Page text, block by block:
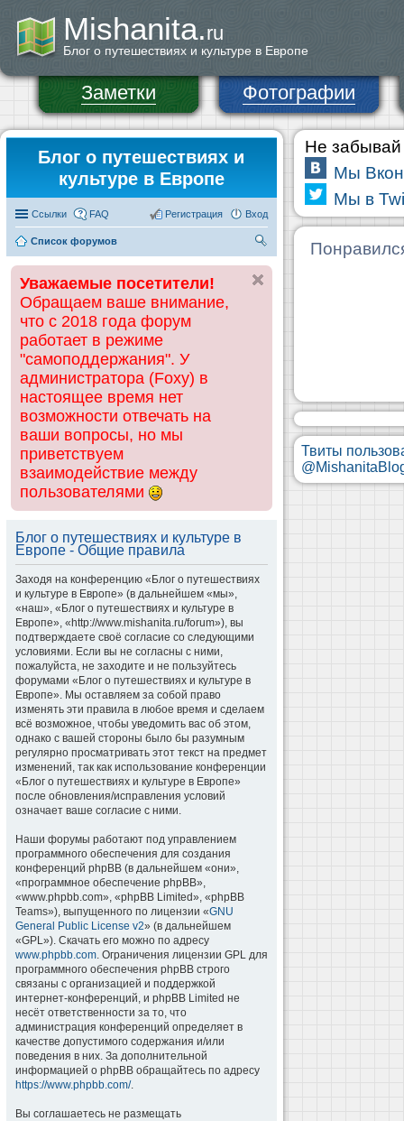
Mishanita.ru
Блог о путешествиях и культуре в Европе
Заметки Фотографии
Блог о путешествиях и
культуре в Европе
Ссылки FAQ Вход
Регистрация
Список форумов
ск
Уважаемые посетители!
Обращаем ваше внимание,
что с 2018 года форум
работает в режиме
"самоподдержания". У
администратора (Foxy) в
настоящее время нет
возможности отвечать на
ваши вопросы, но мы
приветствуем
взаимодействие между
пользователями
Блог о путешествиях и культуре в
Европе - Общие правила
Заходя на конференцию «Блог о путешествиях
и культуре в Европе» (в дальнейшем «мы»,
«наш», «Блог о путешествиях и культуре в
Европе», «http://www.mishanita.ru/forum»), вы
подтверждаете своё согласие со следующими
условиями. Если вы не согласны с ними,
пожалуйста, не заходите и не пользуйтесь
форумами «Блог о путешествиях и культуре в
Европе». Мы оставляем за собой право
изменять эти правила в любое время и сделаем
всё возможное, чтобы уведомить вас об этом,
однако с вашей стороны было бы разумным
регулярно просматривать этот текст на предмет
изменений, так как использование конференции
«Блог о путешествиях и культуре в Европе»
после обновления/исправления условий
означает ваше согласие с ними.
Наши форумы работают под управлением
программного обеспечения для создания
конференций phpBB (в дальнейшем «они»,
«программное обеспечение phpBB»,
«www.phpbb.com», «phpBB Limited», «phpBB
Teams»), выпущенного по лицензии «GNU
General Public License v2» (в дальнейшем
«GPL»). Скачать его можно по адресу
www.phpbb.com. Ограничения лицензии GPL для
программного обеспечения phpBB строго
связаны с организацией и поддержкой
интернет-конференций, и phpBB Limited не
несёт ответственности за то, что
администрация конференций определяет в
качестве допустимого содержания и/или
поведения в них. За дополнительной
информацией о phpBB обращайтесь по адресу
https://www.phpbb.com/.
Вы соглашаетесь не размещать
Не забывай
Мы
Мы в
Твиты